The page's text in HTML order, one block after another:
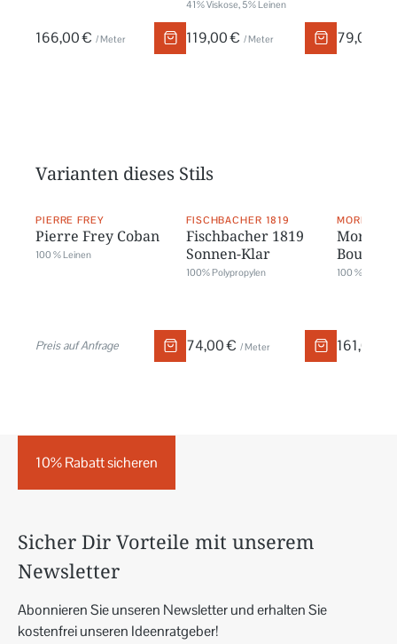
166,00 € / Meter
41 % Viskose, 5 % Leinen
119,00 € / Meter 79,00 €
Varianten dieses Stils
PIERRE FREY
Pierre Frey Coban
100 % Leinen
Preis auf Anfrage
FISCHBACHER 1819
Fischbacher 1819
Sonnen-Klar
100% Polypropylen
74,00 € / Meter
MORRIS &
Morris
Boughs
100 %
161,00 €
10% Rabatt sicheren
Sicher Dir Vorteile mit unserem
Newsletter
Abonnieren Sie unseren Newsletter und erhalten Sie
kostenfrei unseren Ideenratgeber!